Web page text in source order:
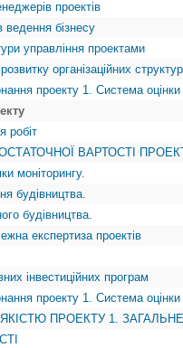
проектів
ведення бізнесу
управління проектами
організаційних
проекту 1. Система оцінки
робіт
ВАРТОСТІ
моніторингу.
будівництва.
будівництва.
експертиза проектів
інвестиційних програм
проекту 1. Система оцінки
ЯКІСТЮ ПРОЕКТУ 1.